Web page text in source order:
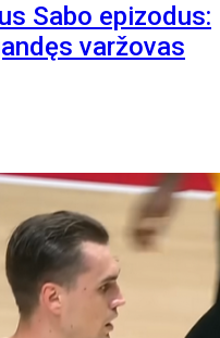
Sabo epizodus:
varžovas